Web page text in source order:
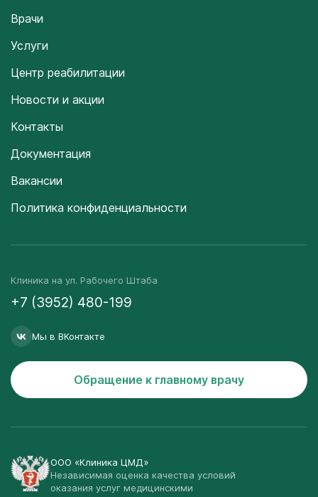
Врачи
Услуги
Центр реабилитации
Новости и акции
Контакты
Документация
Вакансии
Политика конфиденциальности
Клиника на ул. Рабочего Штаба
+7 (3952) 480-199
Мы в ВКонтакте
Обращение к главному врачу
ООО «Клиника ЦМД»
Независимая оценка качества условий
оказания услуг медицинскими